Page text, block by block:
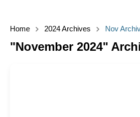
Home 2024 Archives Nov
"November 2024"